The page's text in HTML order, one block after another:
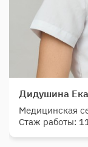
Дидушина
Медицинская
Стаж работы: